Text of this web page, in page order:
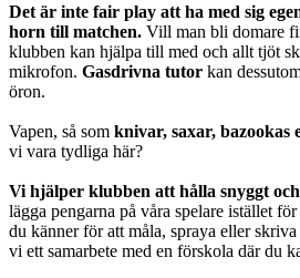
Det är inte fair play att ha med sig
horn till matchen. Vill man bli domare
klubben kan hjälpa till med och allt tjöt
mikrofon. Gasdrivna tutor kan
öron.
Vapen, så som knivar, saxar, bazookas
vi vara tydliga här?
Vi hjälper klubben att hålla snyggt
lägga pengarna på våra spelare istället
du känner för att måla, spraya eller
vi ett samarbete med en förskola där du